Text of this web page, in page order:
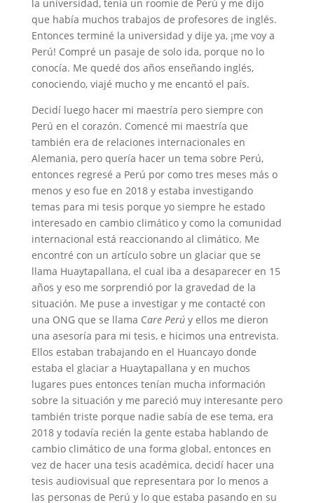
la universidad, tenía un roomie de Perú y me dijo
que había muchos trabajos de profesores de inglés.
Entonces terminé la universidad y dije ya, ¡me voy a
Perú! Compré un pasaje de solo ida, porque no lo
conocía. Me quedé dos años enseñando inglés,
conociendo, viajé mucho y me encantó el país.
Decidí luego hacer mi maestría pero siempre con
Perú en el corazón. Comencé mi maestría que
también era de relaciones internacionales en
Alemania, pero quería hacer un tema sobre Perú,
entonces regresé a Perú por como tres meses más o
menos y eso fue en 2018 y estaba investigando
temas para mi tesis porque yo siempre he estado
interesado en cambio climático y como la comunidad
internacional está reaccionando al climático. Me
encontré con un artículo sobre un glaciar que se
llama Huaytapallana, el cual iba a desaparecer en 15
años y eso me sorprendió por la gravedad de la
situación. Me puse a investigar y me contacté con
una ONG que se llama Care Perú y ellos me dieron
una asesoría para mi tesis, e hicimos una entrevista.
Ellos estaban trabajando en el Huancayo donde
estaba el glaciar a Huaytapallana y en muchos
lugares pues entonces tenían mucha información
sobre la situación y me pareció muy interesante pero
también triste porque nadie sabía de ese tema, era
2018 y todavía recién la gente estaba hablando de
cambio climático de una forma global, entonces en
vez de hacer una tesis académica, decidí hacer una
tesis audiovisual que representara por lo menos a
las personas de Perú y lo que estaba pasando en su